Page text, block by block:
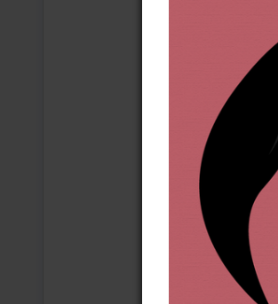
z
Sojouner
jako
walki o
że
przed
które